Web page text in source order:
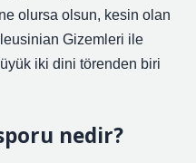
olursa olsun, kesin olan
Gizemleri ile
iki dini törenden biri
nedir?